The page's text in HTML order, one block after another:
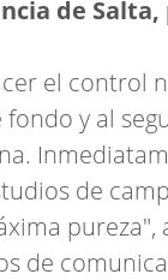
de
el control
fondo y al
de
pureza",
de